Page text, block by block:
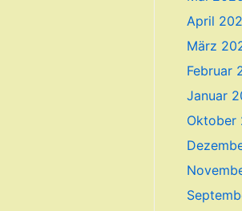
April
März
Februar
Januar
Oktober